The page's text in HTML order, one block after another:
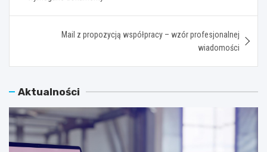
Mail z propozycją współpracy – wzór profesjonalnej
wiadomości
Aktualności